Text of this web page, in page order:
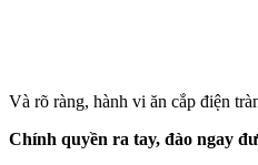
Và rõ ràng, hành vi ăn cắp điện
Chính quyền ra tay, đào ngay